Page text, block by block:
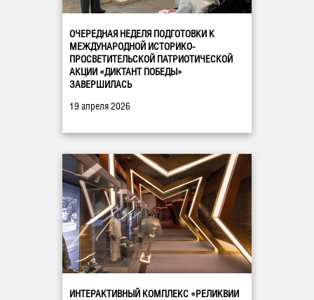
ОЧЕРЕДНАЯ НЕДЕЛЯ ПОДГОТОВКИ К
МЕЖДУНАРОДНОЙ ИСТОРИКО-
ПРОСВЕТИТЕЛЬСКОЙ ПАТРИОТИЧЕСКОЙ
АКЦИИ «ДИКТАНТ ПОБЕДЫ»
ЗАВЕРШИЛАСЬ
19 апреля 2026
ИНТЕРАКТИВНЫЙ КОМПЛЕКС «РЕЛИКВИИ